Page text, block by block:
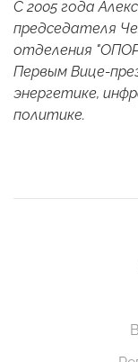
С 2005 года
председателя
отделения
Первым Вице-
энергетике,
политике.